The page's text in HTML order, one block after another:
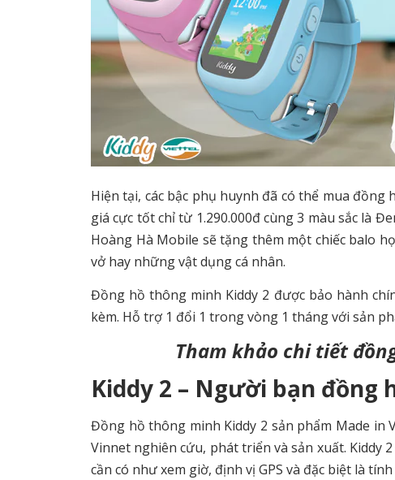
Hiện tại, các bậc phụ huynh đã có thể mua
giá cực tốt chỉ từ 1.290.000đ cùng 3 màu sắc là
Hoàng Hà Mobile sẽ tặng thêm một chiếc balo
vở hay những vật dụng cá nhân.
Đồng hồ thông minh Kiddy 2 được bảo hành
kèm. Hỗ trợ 1 đổi 1 trong vòng 1 tháng với sản
Tham khảo chi tiết
Kiddy 2 – Người bạn đồng
Đồng hồ thông minh Kiddy 2 sản phẩm Made in
Vinnet nghiên cứu, phát triển và sản xuất. Kiddy
cần có như xem giờ, định vị GPS và đặc biệt là